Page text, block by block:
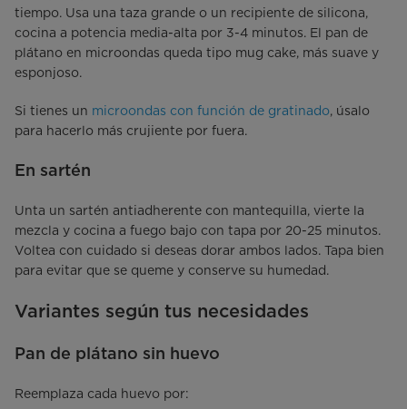
tiempo. Usa una taza grande o un recipiente de silicona,
cocina a potencia media-alta por 3-4 minutos. El pan de
plátano en microondas queda tipo mug cake, más suave y
esponjoso.
Si tienes un microondas con función de gratinado, úsalo
para hacerlo más crujiente por fuera.
En sartén
Unta un sartén antiadherente con mantequilla, vierte la
mezcla y cocina a fuego bajo con tapa por 20-25 minutos.
Voltea con cuidado si deseas dorar ambos lados. Tapa bien
para evitar que se queme y conserve su humedad.
Variantes según tus necesidades
Pan de plátano sin huevo
Reemplaza cada huevo por: